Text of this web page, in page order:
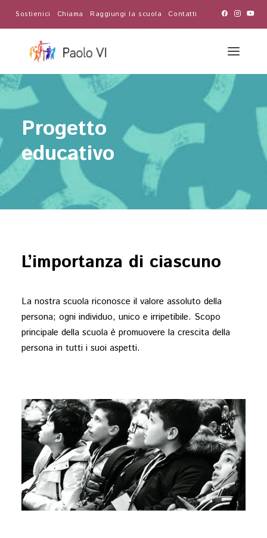
Sostienici Chiama Raggiungi la scuola Contatti
Progetto
educativo
L’importanza di ciascuno
La nostra scuola riconosce il valore assoluto della
persona; ogni individuo, unico e irripetibile. Scopo
principale della scuola è promuovere la crescita della
persona in tutti i suoi aspetti.